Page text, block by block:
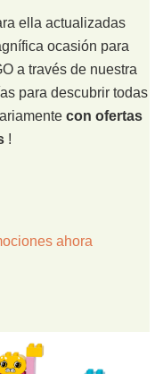
ella actualizadas
ocasión para
a través de nuestra
para descubrir todas
con ofertas
!
ahora